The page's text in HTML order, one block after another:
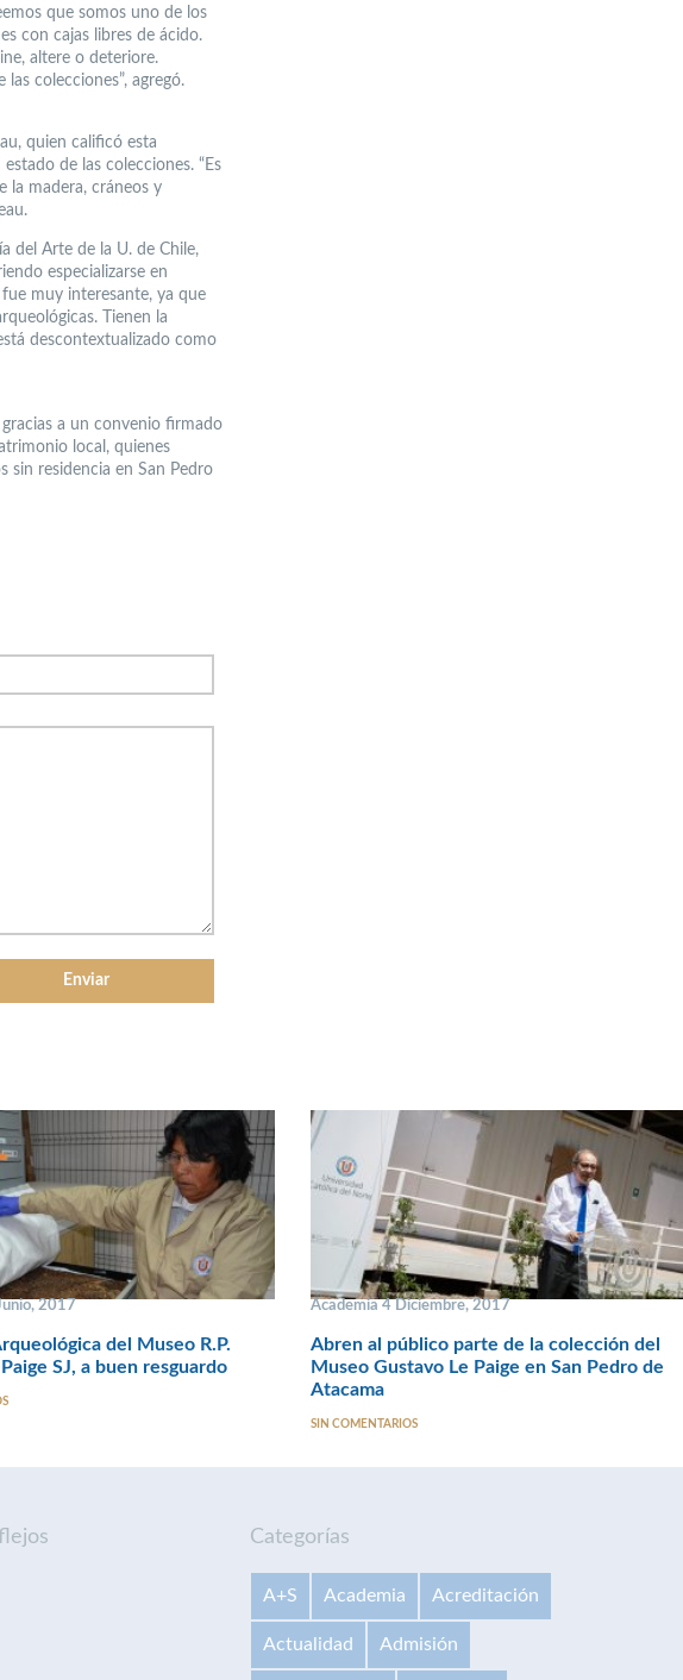
que somos uno de los
con cajas libres de ácido.
altere o deteriore.
colecciones”, agregó.
quien calificó esta
de las colecciones. “Es
la madera, cráneos y
del Arte de la U. de Chile,
especializarse en
muy interesante, ya que
Tienen la
descontextualizado como
a un convenio firmado
local, quienes
sin residencia en San Pedro
2017
del Museo R.P.
SJ, a buen resguardo
Academia 4 Diciembre, 2017
Abren al público parte de la colección del
Museo Gustavo Le Paige en San Pedro de
Atacama
SIN COMENTARIOS
Categorías
A+S Academia Acreditación
Actualidad Admisión